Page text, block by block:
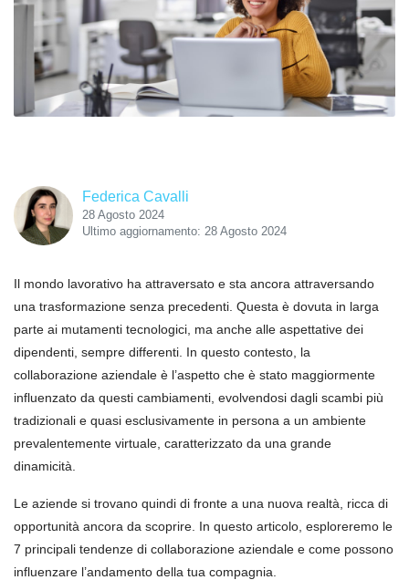
Federica Cavalli
28 Agosto 2024
Ultimo aggiornamento: 28 Agosto 2024
Il mondo lavorativo ha attraversato e sta ancora attraversando
una trasformazione senza precedenti. Questa è dovuta in larga
parte ai mutamenti tecnologici, ma anche alle aspettative dei
dipendenti, sempre differenti. In questo contesto, la
collaborazione aziendale è l’aspetto che è stato maggiormente
influenzato da questi cambiamenti, evolvendosi dagli scambi più
tradizionali e quasi esclusivamente in persona a un ambiente
prevalentemente virtuale, caratterizzato da una grande
dinamicità.
Le aziende si trovano quindi di fronte a una nuova realtà, ricca di
opportunità ancora da scoprire. In questo articolo, esploreremo le
7 principali tendenze di collaborazione aziendale e come possono
influenzare l’andamento della tua compagnia.